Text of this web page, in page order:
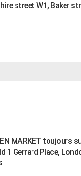
street W1, Baker
MARKET toujours
1 Gerrard Place,